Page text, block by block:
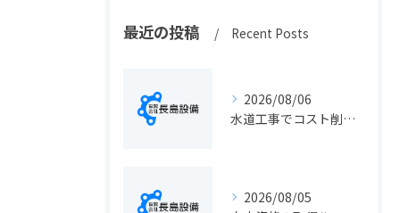
最近の投稿 Recent Posts
2026/08/06
水道工事でコスト削減を実現する静岡県静岡市の手続きと費用見直しポイント
2026/08/05